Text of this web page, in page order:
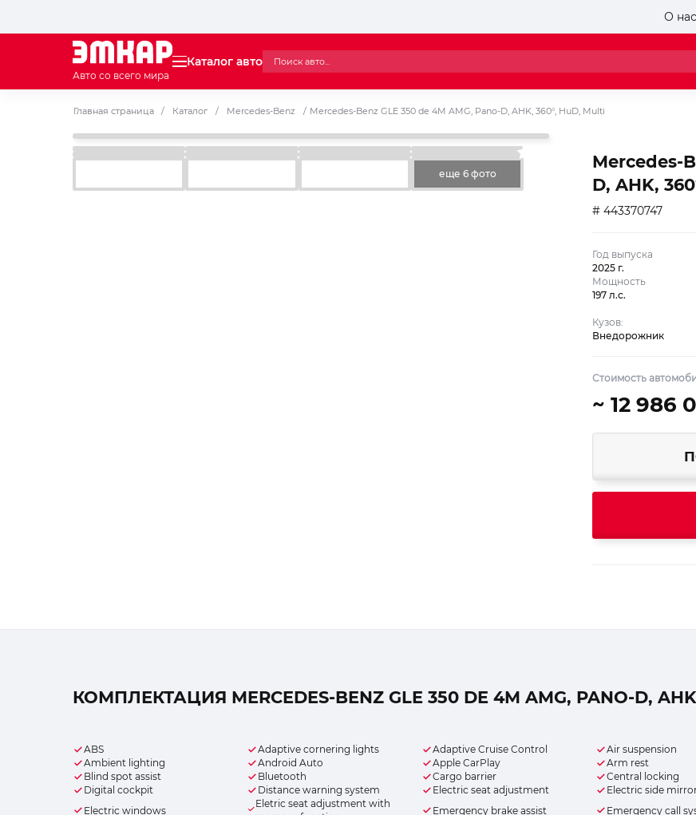
О нас
Авто со всего мира
Каталог авто
Главная страница / Каталог / Mercedes-Benz / Mercedes-Benz GLE 350 de 4M AMG, Pano-D, AHK, 360°, HuD, Multi
еще 6 фото
Mercedes-
D, AHK,
# 443370747
Год выпуска
2025 г.
Мощность
197 л.с.
Кузов:
Внедорожник
Стоимость
~ 12 986
КОМПЛЕКТАЦИЯ MERCEDES-BENZ GLE 350 DE 4M AMG, PANO-D,
ABS Adaptive cornering lights Adaptive Cruise Control Air suspension
Ambient lighting
Android Auto Apple CarPlay Arm rest
Blind spot assist
Bluetooth Cargo barrier Central locking
Digital cockpit
Distance warning system Electric seat adjustment Electric side
Electric windows
Eletric seat adjustment with
Emergency brake assist Emergency call